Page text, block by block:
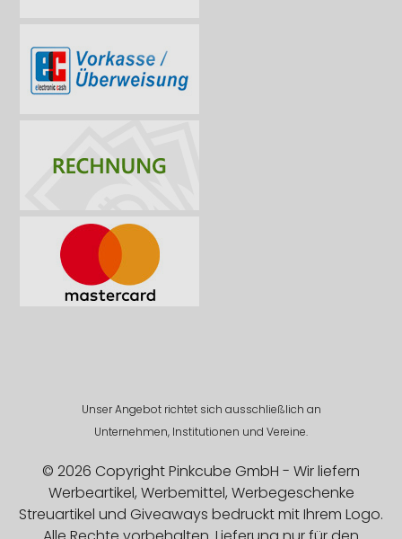
Unser Angebot richtet sich ausschließlich an
Unternehmen, Institutionen und Vereine.
© 2026 Copyright Pinkcube GmbH - Wir liefern
Werbeartikel, Werbemittel, Werbegeschenke
Streuartikel und Giveaways bedruckt mit Ihrem Logo.